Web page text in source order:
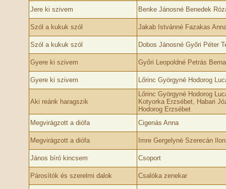
Jere ki szivem
Benke Jánosné Benedek
Szól a kukuk szól Jakab Istvánné Fazakas
Szól a kukuk szól Dobos Jánosné Győri Péter
Gyere ki szivem Győri Leopoldné Petrás
Gyere ki szivem Lőrinc Györgyné Hodorog
Aki reánk haragszik
Lőrinc Györgyné Hodorog
Kotyorka Erzsébet, Habari
Hodorog Erzsébet
Megvirágzott a diófa
Cigenás Anna
Megvirágzott a diófa Imre Gergelyné Szerecán
János bíró kincsem Csoport
Párosítók és szerelmi dalok Csalóka zenekar